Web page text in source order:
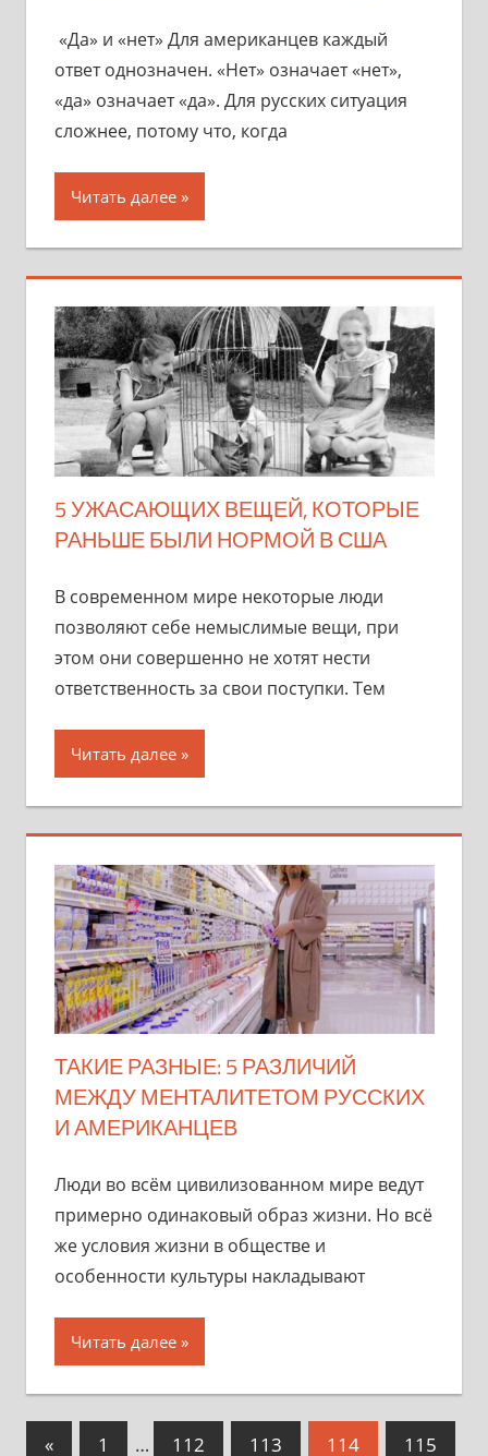
«Да» и «нет» Для американцев каждый
ответ однозначен. «Нет» означает «нет»,
«да» означает «да». Для русских ситуация
сложнее, потому что, когда
Читать далее
5 УЖАСАЮЩИХ ВЕЩЕЙ, КОТОРЫЕ
РАНЬШЕ БЫЛИ НОРМОЙ В США
В современном мире некоторые люди
позволяют себе немыслимые вещи, при
этом они совершенно не хотят нести
ответственность за свои поступки. Тем
Читать далее
ТАКИЕ РАЗНЫЕ: 5 РАЗЛИЧИЙ
МЕЖДУ МЕНТАЛИТЕТОМ РУССКИХ
И АМЕРИКАНЦЕВ
Люди во всём цивилизованном мире ведут
примерно одинаковый образ жизни. Но всё
же условия жизни в обществе и
особенности культуры накладывают
Читать далее
Навигация
«Предыдущие
1 … 112 113 114 115